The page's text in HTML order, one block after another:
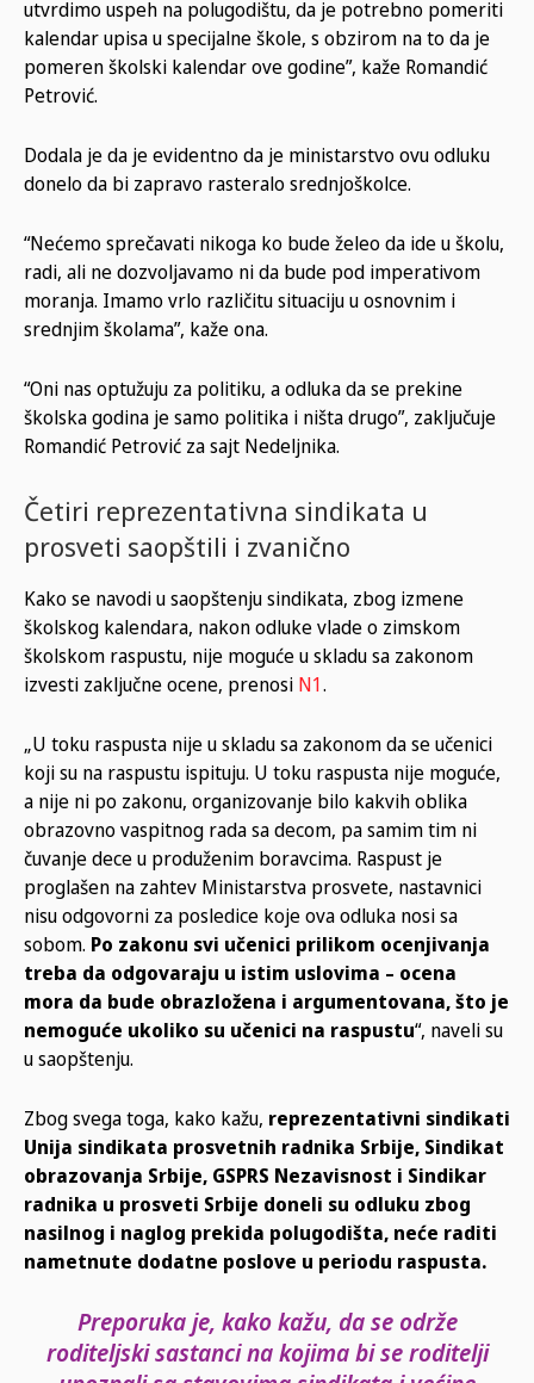
utvrdimo uspeh na polugodištu, da je potrebno pomeriti
kalendar upisa u specijalne škole, s obzirom na to da je
pomeren školski kalendar ove godine”, kaže Romandić
Petrović.
Dodala je da je evidentno da je ministarstvo ovu odluku
donelo da bi zapravo rasteralo srednjoškolce.
“Nećemo sprečavati nikoga ko bude želeo da ide u školu,
radi, ali ne dozvoljavamo ni da bude pod imperativom
moranja. Imamo vrlo različitu situaciju u osnovnim i
srednjim školama”, kaže ona.
“Oni nas optužuju za politiku, a odluka da se prekine
školska godina je samo politika i ništa drugo”, zaključuje
Romandić Petrović za sajt Nedeljnika.
Četiri reprezentativna sindikata u
prosveti saopštili i zvanično
Kako se navodi u saopštenju sindikata, zbog izmene
školskog kalendara, nakon odluke vlade o zimskom
školskom raspustu, nije moguće u skladu sa zakonom
izvesti zaključne ocene, prenosi N1.
„U toku raspusta nije u skladu sa zakonom da se učenici
koji su na raspustu ispituju. U toku raspusta nije moguće,
a nije ni po zakonu, organizovanje bilo kakvih oblika
obrazovno vaspitnog rada sa decom, pa samim tim ni
čuvanje dece u produženim boravcima. Raspust je
proglašen na zahtev Ministarstva prosvete, nastavnici
nisu odgovorni za posledice koje ova odluka nosi sa
sobom. Po zakonu svi učenici prilikom ocenjivanja
treba da odgovaraju u istim uslovima – ocena
mora da bude obrazložena i argumentovana, što je
nemoguće ukoliko su učenici na raspustu“, naveli su
u saopštenju.
Zbog svega toga, kako kažu, reprezentativni sindikati
Unija sindikata prosvetnih radnika Srbije, Sindikat
obrazovanja Srbije, GSPRS Nezavisnost i Sindikar
radnika u prosveti Srbije doneli su odluku zbog
nasilnog i naglog prekida polugodišta, neće raditi
nametnute dodatne poslove u periodu raspusta.
Preporuka je, kako kažu, da se održe
roditeljski sastanci na kojima bi se roditelji